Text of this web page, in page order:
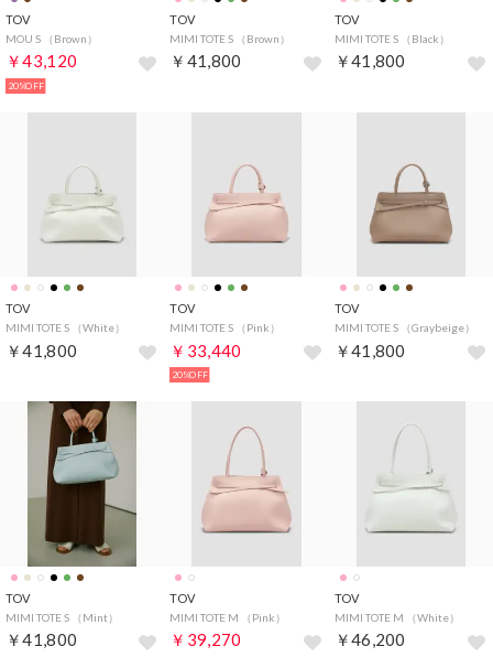
TOV
MOU S （Brown）
￥43,120
20%OFF
TOV
MIMI TOTE S （Brown）
￥41,800
TOV
MIMI TOTE S （Black）
￥41,800
TOV
MIMI TOTE S （White）
￥41,800
TOV
MIMI TOTE S （Pink）
￥33,440
20%OFF
TOV
MIMI TOTE S （Graybeige）
￥41,800
TOV
MIMI TOTE S （Mint）
￥41,800
TOV
MIMI TOTE M （Pink）
￥39,270
TOV
MIMI TOTE M （White）
￥46,200